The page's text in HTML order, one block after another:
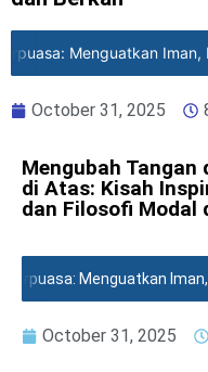
Menguatkan Iman,
October 31, 2025
Mengubah Tangan
di Atas: Kisah
dan Filosofi Modal
Menguatkan Iman,
October 31, 2025